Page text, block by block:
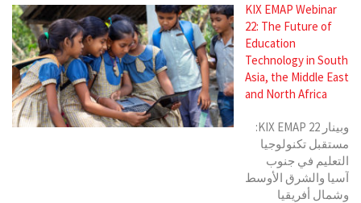
KIX EMAP Webinar
22: The Future of
Education
Technology in South
Asia, the Middle East
and North Africa
وبينار KIX EMAP 22:
مستقبل تكنولوجيا
التعليم في جنوب
آسيا والشرق الأوسط
وشمال أفريقيا